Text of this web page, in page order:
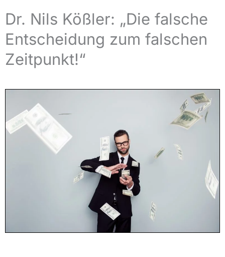
Dr. Nils Kößler: „Die falsche
Entscheidung zum falschen
Zeitpunkt!“